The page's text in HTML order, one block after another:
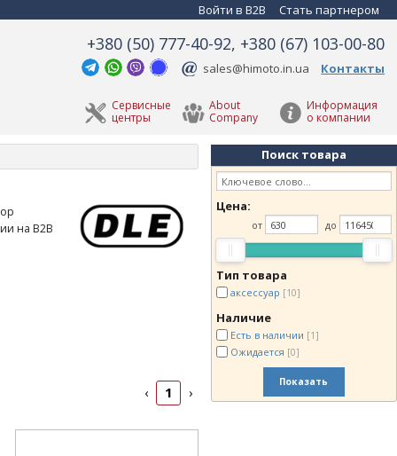
Войти в B2B Стать партнером
+380 (50) 777-40-92, +380 (67) 103-00-80
sales@himoto.in.ua Контакты
Информация
о компании
About
Company
Сервисные
центры
на B2B
‹ 1 ›
Поиск товара
Цена:
от до
Тип товара
аксессуар [10]
Наличие
Есть в наличии [1]
Ожидается [0]
Показать